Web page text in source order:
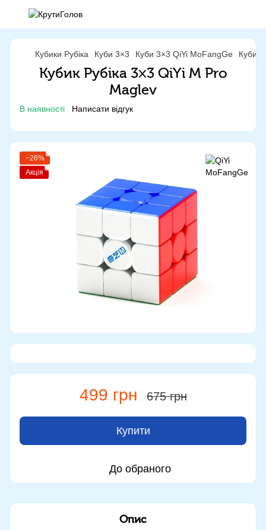
Кубики Рубіка Куби 3×3 Куби 3×3 QiYi MoFangGe Кубик
Кубик Рубіка 3×3 QiYi M Pro
Maglev
В наявності Написати відгук
−26%
Акція
499 грн 675 грн
Купити
До обраного
Опис